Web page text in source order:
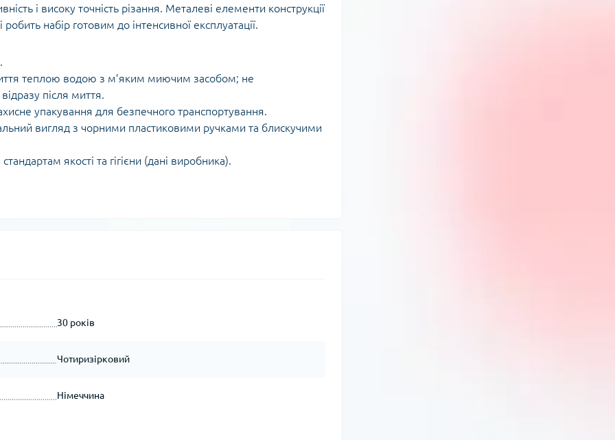
і високу точність різання. Металеві елементи конструкції
набір готовим до інтенсивної експлуатації.
теплою водою з м’яким миючим засобом; не
після миття.
упакування для безпечного транспортування.
вигляд з чорними пластиковими ручками та блискучими
якості та гігієни (дані виробника).
30 років
Чотиризірковий
Німеччина